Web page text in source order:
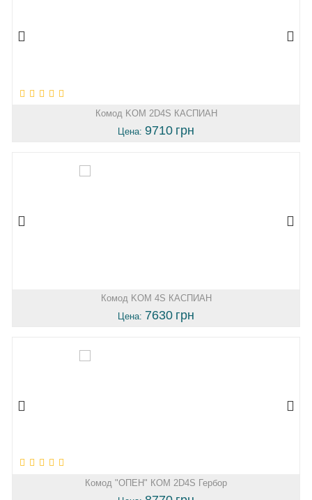
Комод KOM 2D4S КАСПИАН
Цена: 9710 грн
Комод KOM 4S КАСПИАН
Цена: 7630 грн
Комод "ОПЕН" КОМ 2D4S Гербор